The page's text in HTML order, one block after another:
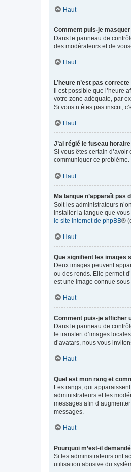
Haut
Comment puis-je
Dans le panneau de
des modérateurs et de
Haut
L’heure n’est pas correcte
Il est possible que l’heure
votre zone adéquate, par
Si vous n’êtes pas inscrit,
Haut
J’ai réglé le fuseau
Si vous êtes certain
communiquer ce problème.
Haut
Ma langue n’apparaît pas
Soit les administrateurs
installer la langue que
le site internet de phpBB®
Haut
Que signifient les images
Deux images peuvent
ou des ronds. Elle permet
est une image connue
Haut
Comment puis-je afficher
Dans le panneau de
le transfert d’images
d’avatars, nous vous
Haut
Quel est mon rang et
Les rangs, qui
administrateurs et les
messages afin
messages.
Haut
Pourquoi m’est-il
Si les administrateurs ont
utilisation abusive du